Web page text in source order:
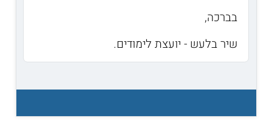
בברכה,
שיר בלעש - יועצת לימודים.